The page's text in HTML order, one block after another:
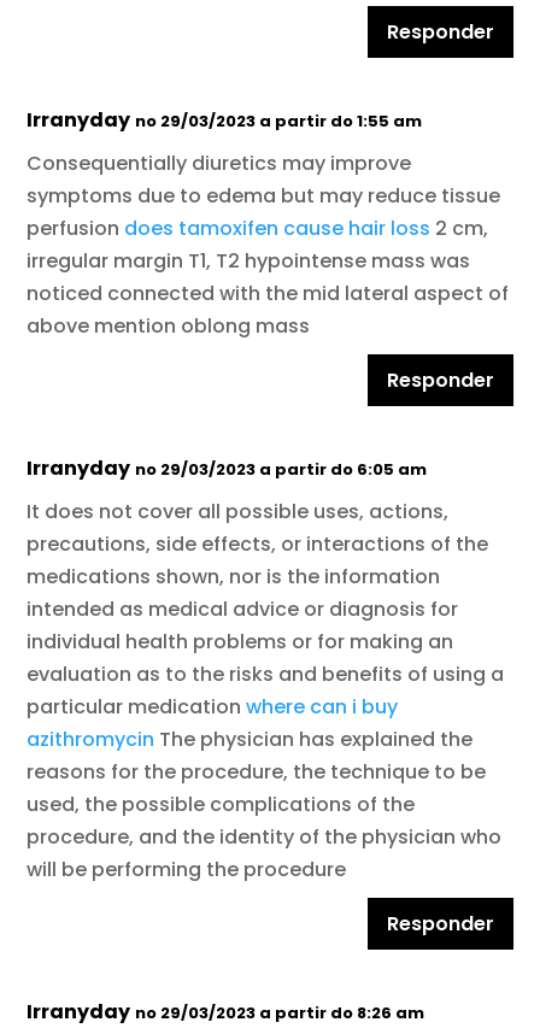
Responder
Irranyday no 29/03/2023 a partir do 1:55 am
Consequentially diuretics may improve
symptoms due to edema but may reduce tissue
perfusion does tamoxifen cause hair loss 2 cm,
irregular margin T1, T2 hypointense mass was
noticed connected with the mid lateral aspect of
above mention oblong mass
Responder
Irranyday no 29/03/2023 a partir do 6:05 am
It does not cover all possible uses, actions,
precautions, side effects, or interactions of the
medications shown, nor is the information
intended as medical advice or diagnosis for
individual health problems or for making an
evaluation as to the risks and benefits of using a
particular medicationwhere can i buy
azithromycin The physician has explained the
reasons for the procedure, the technique to be
used, the possible complications of the
procedure, and the identity of the physician who
will be performing the procedure
Responder
Irranyday no 29/03/2023 a partir do 8:26 am